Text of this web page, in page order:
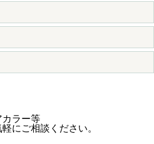
カラー等
にご相談ください。